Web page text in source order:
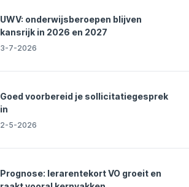
UWV: onderwijsberoepen blijven
kansrijk in 2026 en 2027
3-7-2026
Goed voorbereid je sollicitatiegesprek
in
2-5-2026
Prognose: lerarentekort VO groeit en